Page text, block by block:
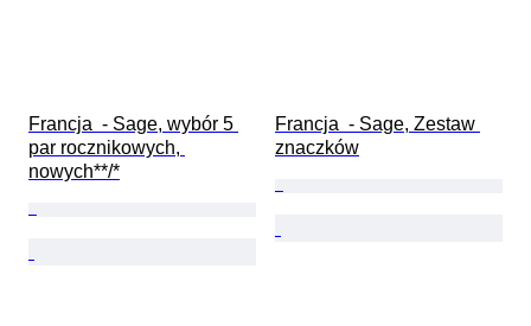
Francja  - Sage, wybór 5
par rocznikowych,
nowych**/*
Francja  - Sage, Zestaw
znaczków